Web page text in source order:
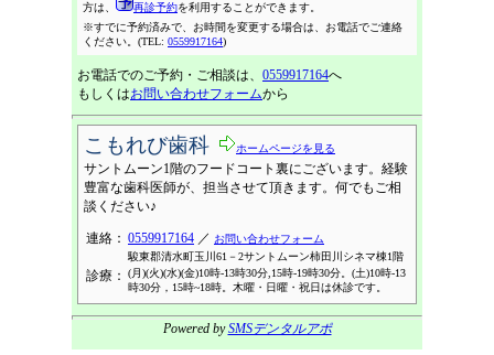
方は、
再診予約を利用することができます。
※すでに予約済みで、お時間を変更する場合は、お電話でご連絡
ください。(TEL: 0559917164)
お電話でのご予約・ご相談は、 0559917164へ
もしくはお問い合わせフォームから
こもれび歯科 ホームページを見る
サントムーン1階のフードコート裏にございます。経験
豊富な歯科医師が、担当させて頂きます。何でもご相
談ください♪
連絡： 0559917164 ／ お問い合わせフォーム
駿東郡清水町玉川61－2サントムーン柿田川シネマ棟1階
診療：
(月)(火)(水)(金)10時-13時30分,15時-19時30分。(土)10時-13
時30分，15時~18時。木曜・日曜・祝日は休診です。
Powered bySMSデンタルアポ